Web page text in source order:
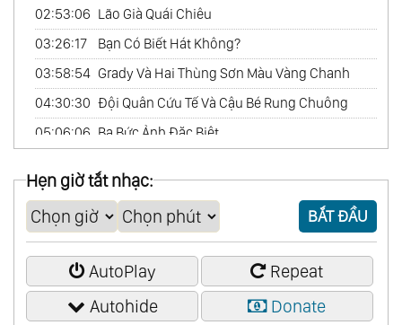
02:53:06 Lão Già Quái Chiêu
03:26:17
Bạn Có Biết Hát Không?
03:58:54 Grady Và Hai Thùng Sơn Màu Vàng Chanh
04:30:30 Đội Quân Cứu Tế Và Cậu Bé Rung Chuông
05:06:06 Ba Bức Ảnh Đặc Biệt
Hẹn giờ tắt nhạc:
BẮT ĐẦU
AutoPlay
Repeat
Autohide
Donate